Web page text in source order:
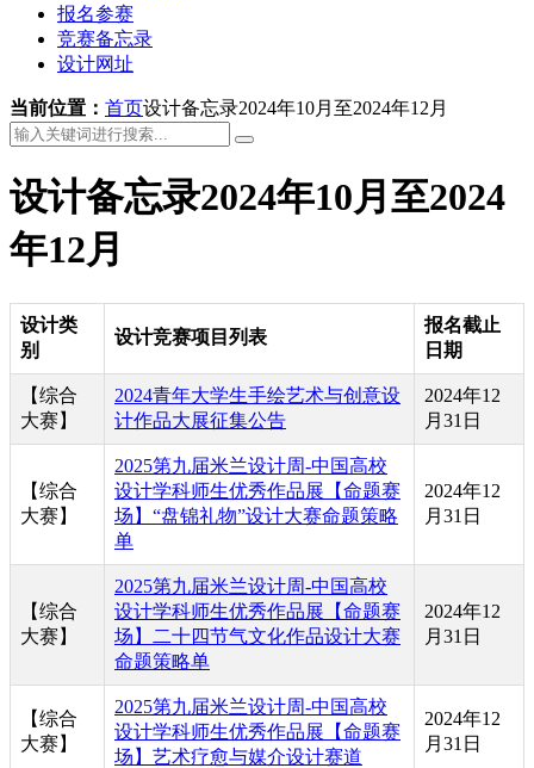
报名参赛
竞赛备忘录
设计网址
当前位置： 首页设计备忘录2024年10月至2024年12月
设计备忘录2024年10月至2024
年12月
设计类
别
设计竞赛项目列表
报名截止
日期
【综合
大赛】
2024青年大学生手绘艺术与创意设
计作品大展征集公告
2024年12
月31日
【综合
大赛】
2025第九届米兰设计周-中国高校
设计学科师生优秀作品展【命题赛
场】“盘锦礼物”设计大赛命题策略
单
2024年12
月31日
【综合
大赛】
2025第九届米兰设计周-中国高校
设计学科师生优秀作品展【命题赛
场】二十四节气文化作品设计大赛
命题策略单
2024年12
月31日
【综合
大赛】
2025第九届米兰设计周-中国高校
设计学科师生优秀作品展【命题赛
场】艺术疗愈与媒介设计赛道
2024年12
月31日